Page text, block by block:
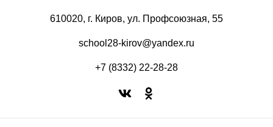
610020, г. Киров, ул. Профсоюзная, 55
school28-kirov@yandex.ru
+7 (8332) 22-28-28